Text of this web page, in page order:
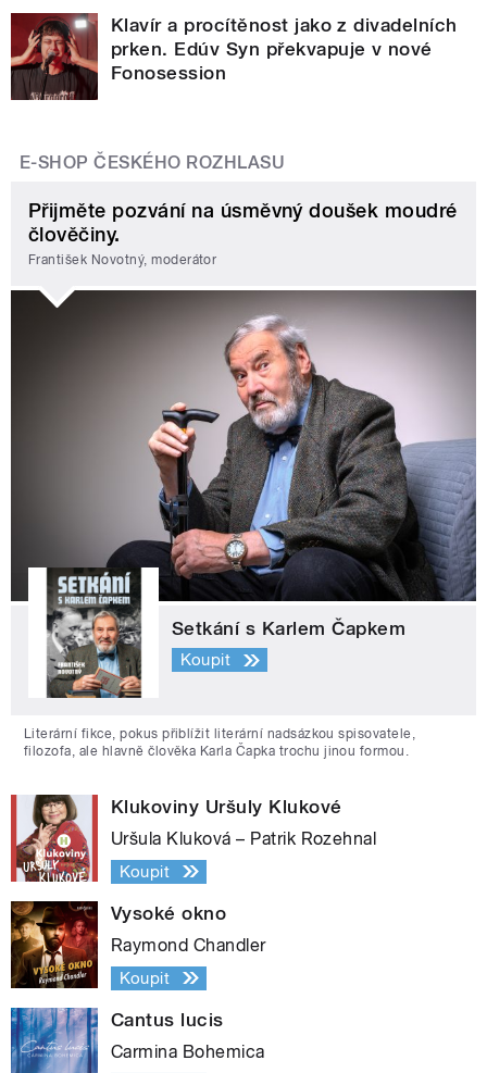
Klavír a procítěnost jako z divadelních
prken. Edúv Syn překvapuje v nové
Fonosession
E-SHOP ČESKÉHO ROZHLASU
Přijměte pozvání na úsměvný doušek moudré
člověčiny.
František Novotný, moderátor
Setkání s Karlem Čapkem
Koupit
Literární fikce, pokus přiblížit literární nadsázkou spisovatele,
filozofa, ale hlavně člověka Karla Čapka trochu jinou formou.
Klukoviny Uršuly Klukové
Uršula Kluková – Patrik Rozehnal
Koupit
Vysoké okno
Raymond Chandler
Koupit
Cantus lucis
Carmina Bohemica